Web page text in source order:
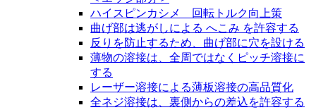
ハイスピンカシメ 回転トルク向上策
曲げ部は逃がしによる へこみ を許容する
反りを防止するため、曲げ部に穴を設ける
薄物の溶接は、全周ではなくピッチ溶接に
する
レーザー溶接による薄板溶接の高品質化
全ネジ溶接は、裏側からの差込を許容する